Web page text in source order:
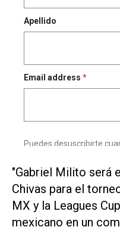
"Gabriel Milito será
Chivas para el
MX y la Leagues
mexicano en un